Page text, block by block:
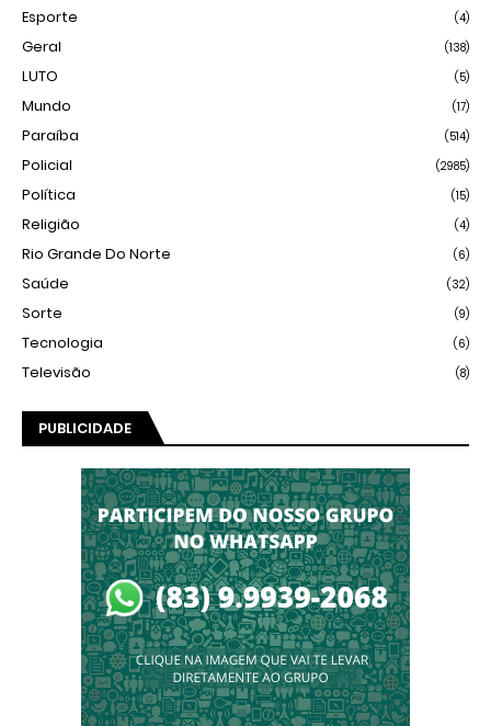
Esporte (4)
Geral (138)
LUTO (5)
Mundo (17)
Paraíba (514)
Policial (2985)
Política (15)
Religião (4)
Rio Grande Do Norte (6)
Saúde (32)
Sorte (9)
Tecnologia (6)
Televisão (8)
PUBLICIDADE